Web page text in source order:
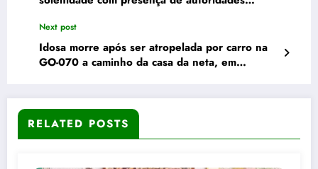
Next post
Idosa morre após ser atropelada por carro na
GO-070 a caminho da casa da neta, em
RELATED POSTS